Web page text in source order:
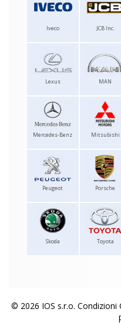
Iveco JCB Inc.
Lexus MAN
Mercedes-Benz Mitsubishi
Peugeot Porsche
Skoda Toyota
© 2026 IOS s.r.o. Condizioni